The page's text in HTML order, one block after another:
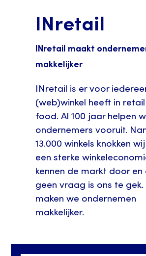
INretail
INretail maakt
makkelijker
INretail is er voor
(web)winkel heeft in
food. Al 100 jaar helpen
ondernemers vooruit.
13.000 winkels knokken
een sterke
kennen de markt door en
geen vraag is ons te gek.
maken we ondernemen
makkelijker.